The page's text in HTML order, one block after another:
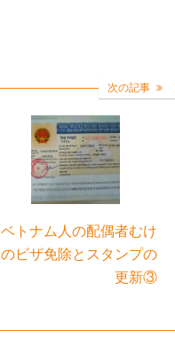
次の記事
ベトナム人の配偶者むけ
のビザ免除とスタンプの
更新③